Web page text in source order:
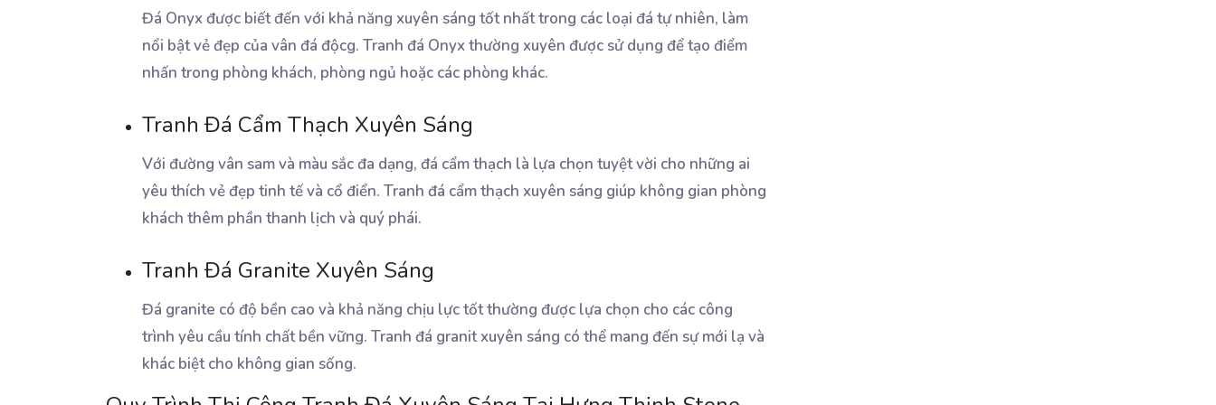
Đá Onyx được biết đến với khả năng xuyên sáng tốt nhất trong các loại đá tự nhiên, làm
nổi bật vẻ đẹp của vân đá độcg. Tranh đá Onyx thường xuyên được sử dụng để tạo điểm
nhấn trong phòng khách, phòng ngủ hoặc các phòng khác.
Tranh Đá Cẩm Thạch Xuyên Sáng
Với đường vân sam và màu sắc đa dạng, đá cẩm thạch là lựa chọn tuyệt vời cho những ai
yêu thích vẻ đẹp tinh tế và cổ điển. Tranh đá cẩm thạch xuyên sáng giúp không gian phòng
khách thêm phần thanh lịch và quý phái.
Tranh Đá Granite Xuyên Sáng
Đá granite có độ bền cao và khả năng chịu lực tốt thường được lựa chọn cho các công
trình yêu cầu tính chất bền vững. Tranh đá granit xuyên sáng có thể mang đến sự mới lạ và
khác biệt cho không gian sống.